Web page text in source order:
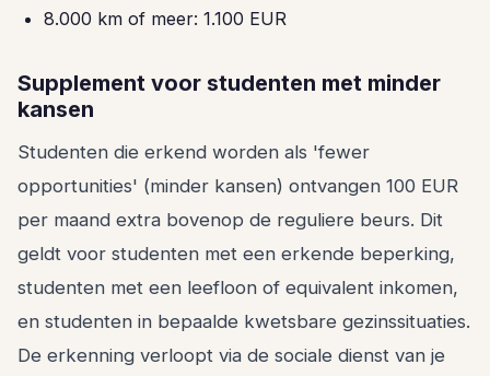
8.000 km of meer: 1.100 EUR
Supplement voor studenten met minder
kansen
Studenten die erkend worden als 'fewer
opportunities' (minder kansen) ontvangen 100 EUR
per maand extra bovenop de reguliere beurs. Dit
geldt voor studenten met een erkende beperking,
studenten met een leefloon of equivalent inkomen,
en studenten in bepaalde kwetsbare gezinssituaties.
De erkenning verloopt via de sociale dienst van je